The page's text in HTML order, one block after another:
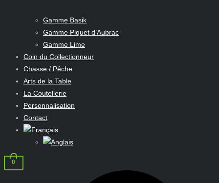
Gamme Basik
Gamme Piquet d’Aubrac
Gamme Lime
Coin du Collectionneur
Chasse / Pêche
Arts de la Table
La Coutellerie
Personnalisation
Contact
0